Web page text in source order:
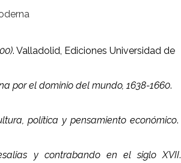
. Valladolid, Ediciones Universidad de
por el dominio del mundo, 1638-1660.
política y pensamiento económico.
y contrabando en el siglo XVII.